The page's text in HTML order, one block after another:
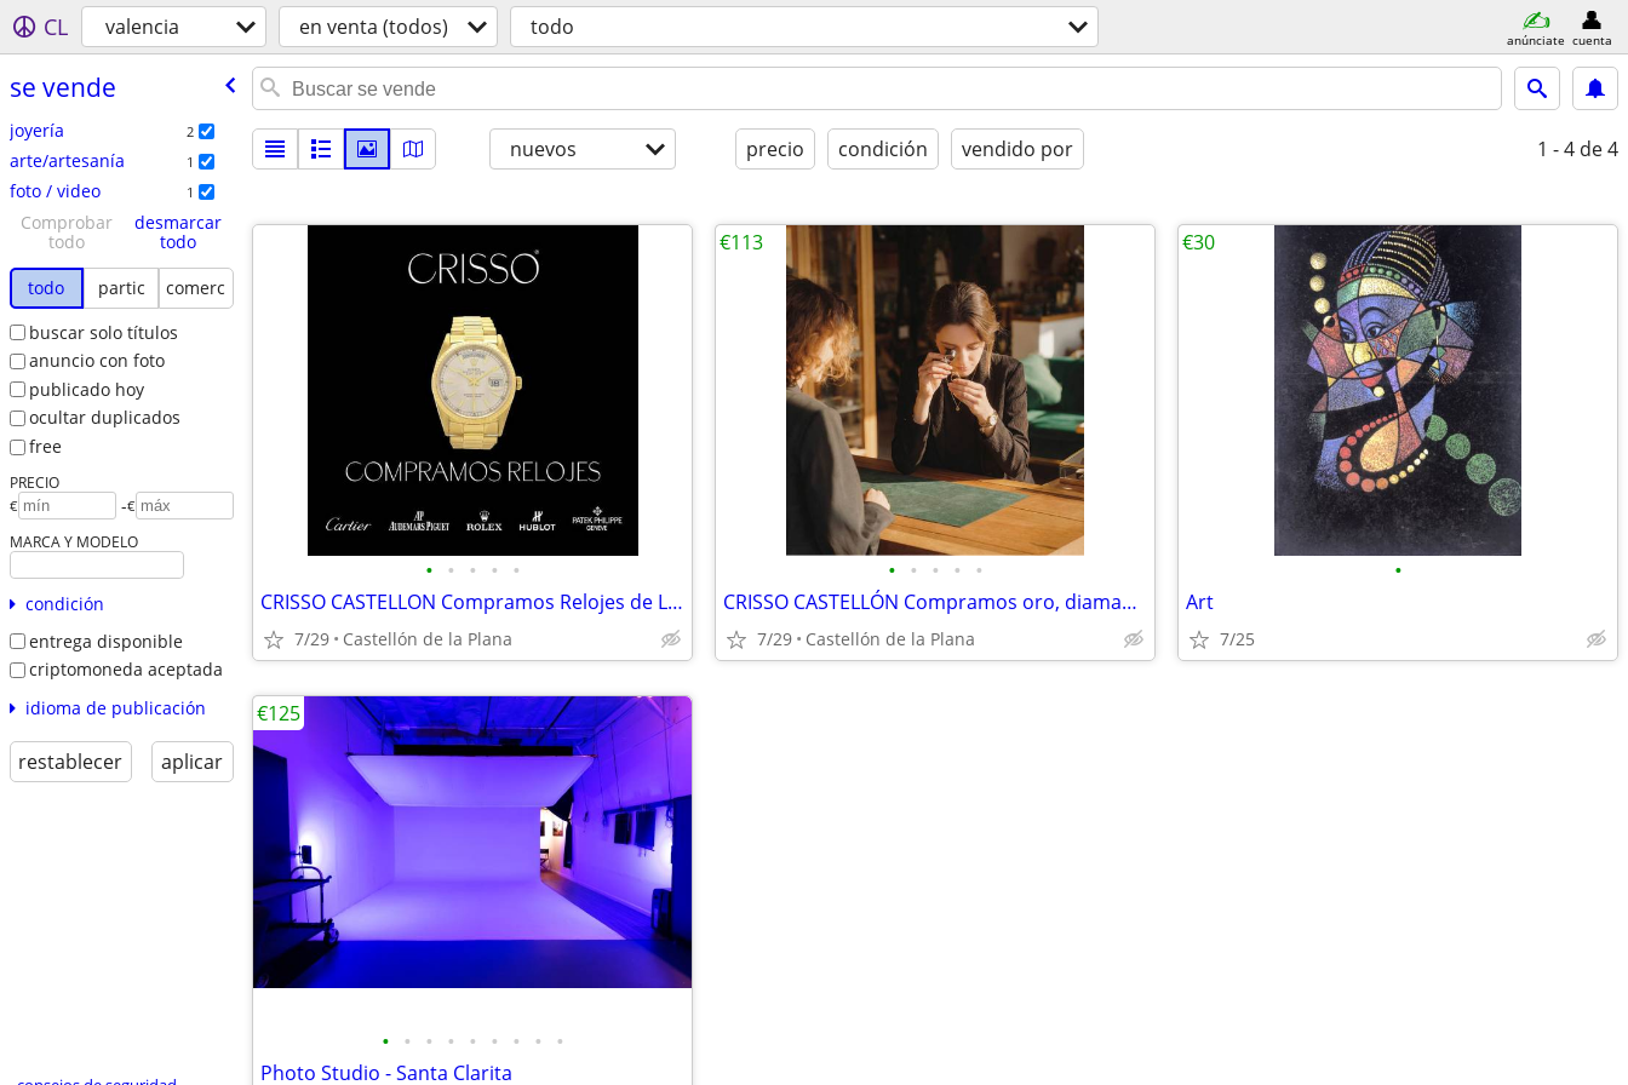
CL valencia en venta (todos) todo anúnciate cuenta
se vende
joyería 2
arte/artesanía 1
foto / video 1
Comprobar
todo
desmarcar
todo
todo
partic
comerc
buscar solo títulos
anuncio con foto
publicado hoy
ocultar duplicados
free
PRECIO
€ -€
MARCA Y MODELO
condición
entrega disponible
criptomoneda aceptada
idioma de publicación
restablecer aplicar
nuevos precio condición vendido por 1 - 4 de 4
• • • • •
CRISSO CASTELLON Compramos Relojes de Lujo al mejor precio
7/29 Castellón de la Plana
• • • • •
CRISSO CASTELLÓN Compramos oro, diamantes, plata y más
7/29 Castellón de la Plana
€113
•
Art
7/25
€30
• • • • • • • • •
Photo Studio - Santa Clarita
€125